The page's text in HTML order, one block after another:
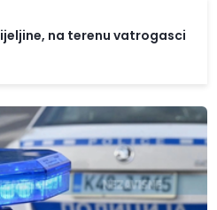
na terenu vatrogasci